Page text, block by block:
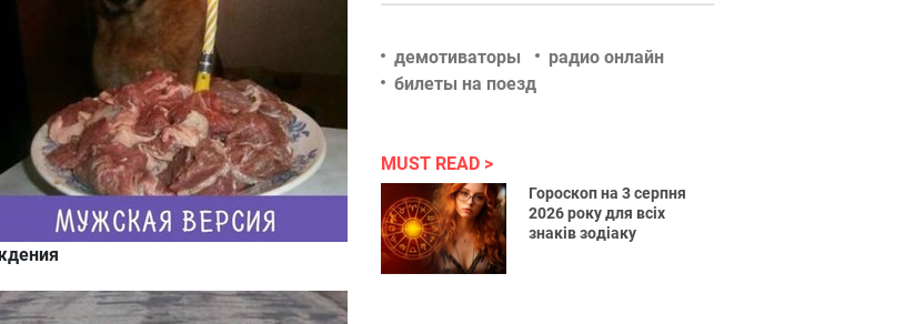
демотиваторы
радио онлайн
билеты на поезд
MUST READ
Гороскоп на 3 серпня
2026 року для всіх
знаків зодіаку